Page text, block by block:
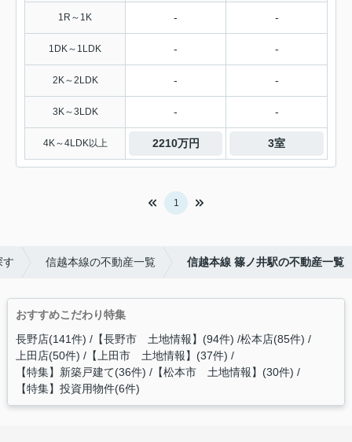
1R～1K - -
1DK～1LDK - -
2K～2LDK - -
3K～3LDK - -
4K～4LDK以上 2210万円 3室
1
す 信越本線の不動産一覧 信越本線 篠ノ井駅の不動産一覧
おすすめこだわり特集
長野店(141件) 【長野市 土地情報】(94件) 松本店(85件)
上田店(50件) 【上田市 土地情報】(37件)
【特集】新築戸建て(36件) 【松本市 土地情報】(30件)
【特集】投資用物件(6件)